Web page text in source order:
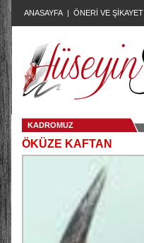
ANASAYFA | ÖNERİ VE ŞİKAYET
KADROMUZ
ÖKÜZE KAFTAN